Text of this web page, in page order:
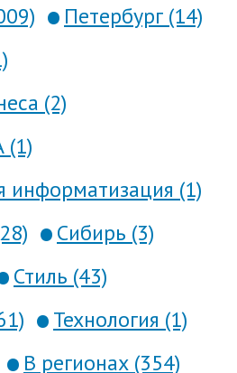
Петербург (14)
(2)
(1)
информатизация (1)
Сибирь (3)
Стиль (43)
Технология (1)
В регионах (354)